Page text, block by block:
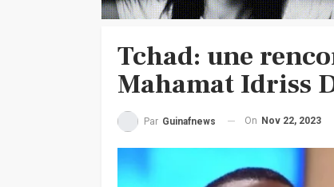
Tchad: une
Mahamat Idriss
Par Guinafnews On Nov 22, 2023